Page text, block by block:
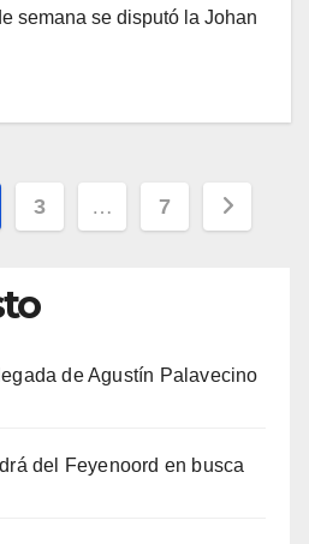
semana se disputó la Johan
3 … 7
de Agustín Palavecino
del Feyenoord en busca